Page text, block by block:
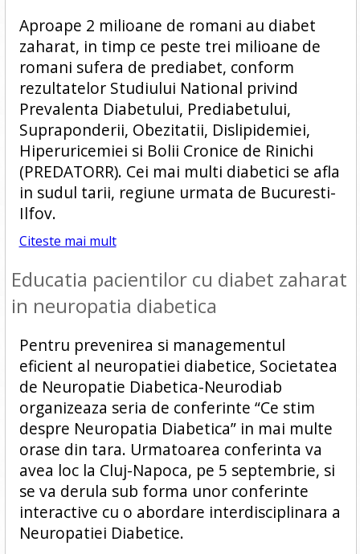
Aproape 2 milioane de romani au diabet
zaharat, in timp ce peste trei milioane de
romani sufera de prediabet, conform
rezultatelor Studiului National privind
Prevalenta Diabetului, Prediabetului,
Supraponderii, Obezitatii, Dislipidemiei,
Hiperuricemiei si Bolii Cronice de Rinichi
(PREDATORR). Cei mai multi diabetici se afla
in sudul tarii, regiune urmata de Bucuresti-
Ilfov.
Citeste mai mult
Educatia pacientilor cu diabet zaharat
in neuropatia diabetica
Pentru prevenirea si managementul
eficient al neuropatiei diabetice, Societatea
de Neuropatie Diabetica-Neurodiab
organizeaza seria de conferinte “Ce stim
despre Neuropatia Diabetica” in mai multe
orase din tara. Urmatoarea conferinta va
avea loc la Cluj-Napoca, pe 5 septembrie, si
se va derula sub forma unor conferinte
interactive cu o abordare interdisciplinara a
Neuropatiei Diabetice.